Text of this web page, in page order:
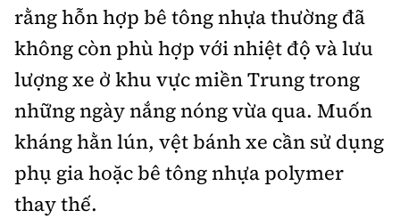
Ẩm thực
Camera giao thông
Câu chuyện giao thông
Giải trí - Thể thao
Cơ quan chủ quản: Bộ Xây dựng
Giấy phép số: 03/GP-BVHTTDL, cấp ngày 1/4/2025.
Tòa soạn: Số 2 Nguyễn Công Hoan, phường Giảng Võ,
Hà Nội.
Tổng biên tập:
rằng hỗn hợp bê tông nhựa thường đã
không còn phù hợp với nhiệt độ và lưu
lượng xe ở khu vực miền Trung trong
những ngày nắng nóng vừa qua. Muốn
kháng hằn lún, vệt bánh xe cần sử dụng
phụ gia hoặc bê tông nhựa polymer
thay thế.